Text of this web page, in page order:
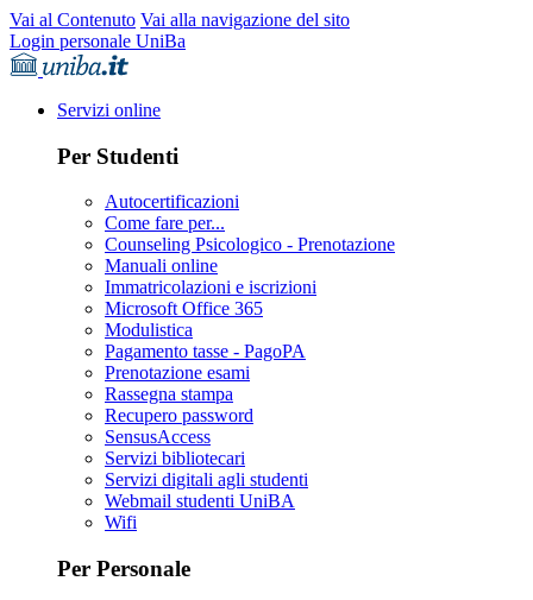
Vai al Contenuto Vai alla navigazione del sito
Login personale UniBa
Servizi online
Per Studenti
Autocertificazioni
Come fare per...
Counseling Psicologico - Prenotazione
Manuali online
Immatricolazioni e iscrizioni
Microsoft Office 365
Modulistica
Pagamento tasse - PagoPA
Prenotazione esami
Rassegna stampa
Recupero password
SensusAccess
Servizi bibliotecari
Servizi digitali agli studenti
Webmail studenti UniBA
Wifi
Per Personale